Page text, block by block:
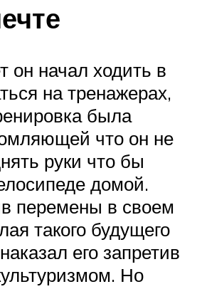
он начал ходить в
на тренажерах,
была
что он не
руки что бы
домой.
перемены в своем
такого будущего
его запретив
Но